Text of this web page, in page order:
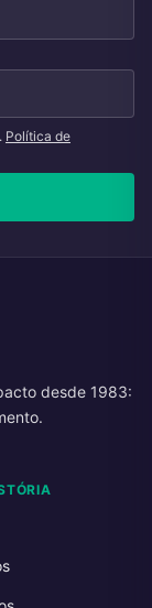
Política de
desde 1983: